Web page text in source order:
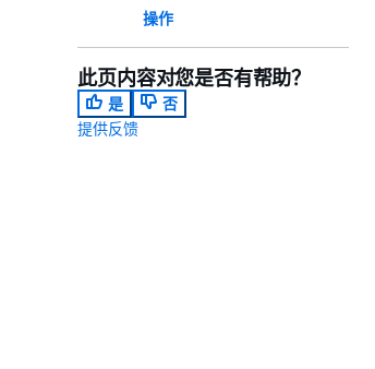
操作
此页内容对您是否有帮助？
是
否
提供反馈